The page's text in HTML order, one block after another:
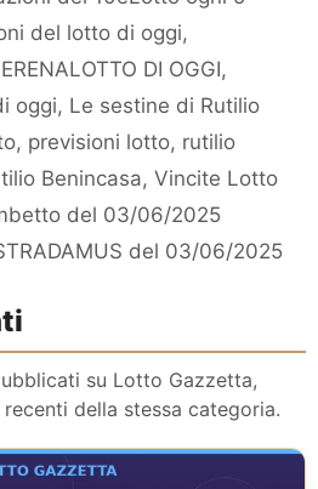
del lotto di oggi,
DI OGGI,
oggi, Le sestine di Rutilio
, previsioni lotto, rutilio
Benincasa, Vincite Lotto
del 03/06/2025
del 03/06/2025
su Lotto Gazzetta,
della stessa categoria.